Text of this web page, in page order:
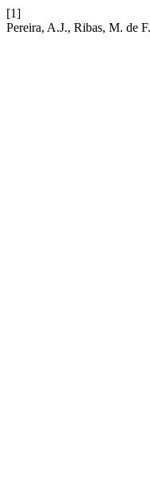
[1]
Pereira, A.J., Ribas, M.